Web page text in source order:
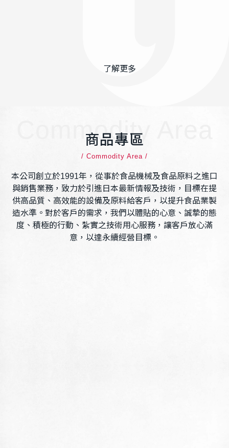
了解更多
Commodity Area
商品專區
/ Commodity Area /
本公司創立於1991年，從事於食品機械及食品原料之進口
與銷售業務，致力於引進日本最新情報及技術，目標在提
供高品質、高效能的設備及原料給客戶，以提升食品業製
造水準。對於客戶的需求，我們以體貼的心意、誠摯的態
度、積極的行動、紮實之技術用心服務，讓客戶放心滿
意，以達永續經營目標。